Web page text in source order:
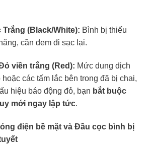
Trắng (Black/White): Bình bị thiếu
cần đem đi sạc lại.
viền trắng (Red): Mức dung dịch
các tấm lắc bên trong đã bị chai,
hiệu báo động đỏ, bạn bắt buộc
mới ngay lập tức.
điện bề mặt và Đầu cọc bình bị